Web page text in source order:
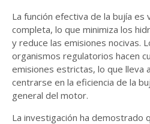
La función efectiva de la bujía es
completa, lo que minimiza los
y reduce las emisiones nocivas.
organismos regulatorios hacen
emisiones estrictas, lo que lleva
centrarse en la eficiencia de la
general del motor.
La investigación ha demostrado